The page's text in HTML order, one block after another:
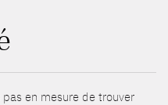
en mesure de trouver